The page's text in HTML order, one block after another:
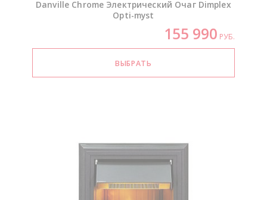
Danville Chrome Электрический Очаг Dimplex
Opti-myst
155 990 РУБ.